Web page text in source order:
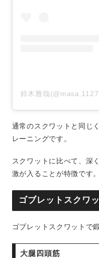
鈴木雅哉
通常のスクワットと同じ
レーニングです。
スクワットに比べて、深
激が入ることが特徴です。
ゴブレットスクワ
ゴブレットスクワットで
大腿四頭筋